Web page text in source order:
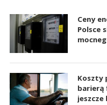
Ceny
Polsce
Koszty
barierą
jeszcze